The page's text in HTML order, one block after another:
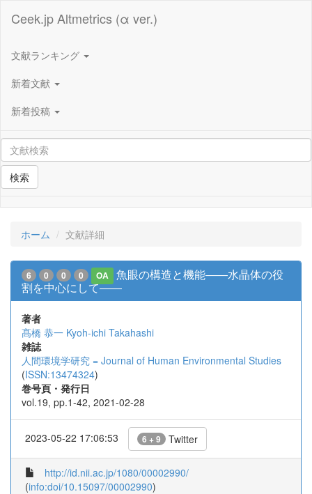
Ceek.jp Altmetrics (α ver.)
文献ランキング
新着文献
新着投稿
検索
ホーム 文献詳細
6 0 0 0 OA
魚眼の構造と機能――水晶体の役
割を中心にして――
著者
髙橋 恭一 Kyoh-ichi Takahashi
雑誌
人間環境学研究 = Journal of Human Environmental Studies
(ISSN:13474324)
巻号頁・発行日
vol.19, pp.1-42, 2021-02-28
2023-05-22 17:06:53 6 + 9 Twitter
http://id.nii.ac.jp/1080/00002990/
(info:doi/10.15097/00002990)